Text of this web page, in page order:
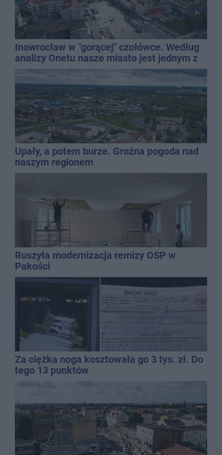
Inowrocław w "gorącej" czołówce. Według
analizy Onetu nasze miasto jest jednym z
najbardziej narażonych na upały
Upały, a potem burze. Groźna pogoda nad
naszym regionem
Ruszyła modernizacja remizy OSP w
Pakości
Za ciężka noga kosztowała go 3 tys. zł. Do
tego 13 punktów